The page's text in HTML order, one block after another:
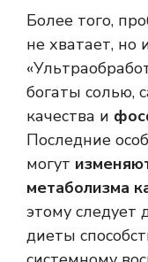
Более того,
не хватает, но
богаты солью,
качества и
Последние
могут
метаболизма
этому следует
диеты